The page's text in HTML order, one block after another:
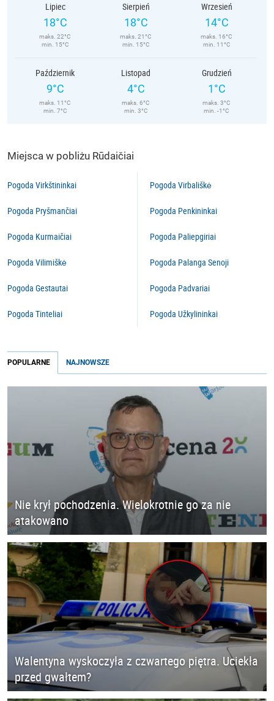
Lipiec
18°C
maks. 22°C
min. 15°C
Sierpień
18°C
maks. 21°C
min. 15°C
Wrzesień
14°C
maks. 16°C
min. 11°C
Październik
9°C
maks. 11°C
min. 7°C
Listopad
4°C
maks. 6°C
min. 3°C
Grudzień
1°C
maks. 3°C
min. -1°C
Miejsca w pobliżu Rūdaičiai
Pogoda Virkštininkai
Pogoda Pryšmančiai
Pogoda Kurmaičiai
Pogoda Vilimiškė
Pogoda Gestautai
Pogoda Tinteliai
Pogoda Virbališkė
Pogoda Penkininkai
Pogoda Paliepgiriai
Pogoda Palanga Senoji
Pogoda Padvariai
Pogoda Užkylininkai
POPULARNE NAJNOWSZE
Nie krył pochodzenia. Wielokrotnie go za nie
atakowano
Walentyna wyskoczyła z czwartego piętra. Uciekła
przed gwałtem?